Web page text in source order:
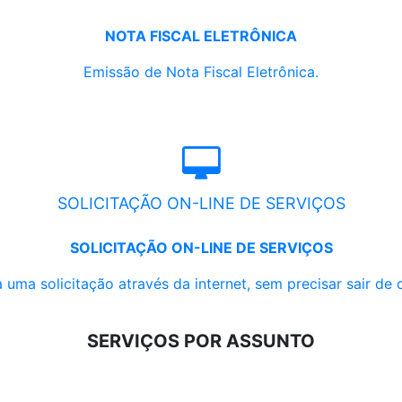
NOTA FISCAL ELETRÔNICA
Emissão de Nota Fiscal Eletrônica.
SOLICITAÇÃO ON-LINE DE SERVIÇOS
SOLICITAÇÃO ON-LINE DE SERVIÇOS
uma solicitação através da internet, sem precisar sair de
SERVIÇOS POR ASSUNTO